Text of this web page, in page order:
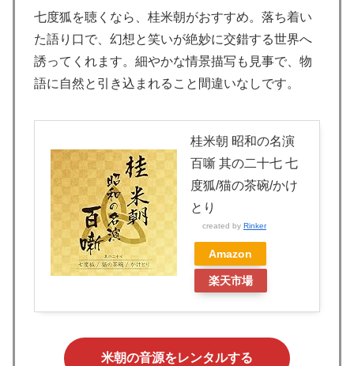
七度狐を聴くなら、桂米朝がおすすめ。落ち着い
た語り口で、幻想と笑いが絶妙に交錯する世界へ
誘ってくれます。細やかな情景描写も見事で、物
語に自然と引き込まれること間違いなしです。
桂米朝 昭和の名演
百噺 其の二十七 七
度狐/猫の茶碗/かけ
とり
created by Rinker
Amazon
楽天市場
米朝の音源をレンタルする